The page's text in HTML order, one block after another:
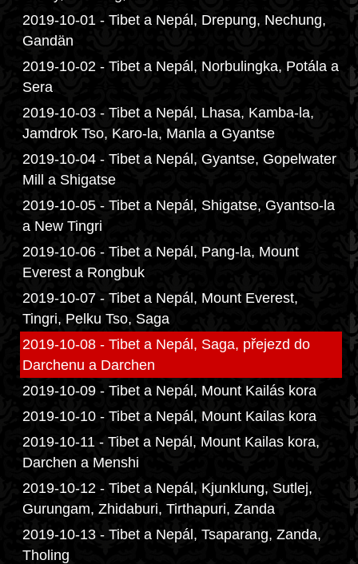
2019-10-01 - Tibet a Nepál, Drepung, Nechung,
Gandän
2019-10-02 - Tibet a Nepál, Norbulingka, Potála a
Sera
2019-10-03 - Tibet a Nepál, Lhasa, Kamba-la,
Jamdrok Tso, Karo-la, Manla a Gyantse
2019-10-04 - Tibet a Nepál, Gyantse, Gopelwater
Mill a Shigatse
2019-10-05 - Tibet a Nepál, Shigatse, Gyantso-la
a New Tingri
2019-10-06 - Tibet a Nepál, Pang-la, Mount
Everest a Rongbuk
2019-10-07 - Tibet a Nepál, Mount Everest,
Tingri, Pelku Tso, Saga
2019-10-08 - Tibet a Nepál, Saga, přejezd do
Darchenu a Darchen
2019-10-09 - Tibet a Nepál, Mount Kailás kora
2019-10-10 - Tibet a Nepál, Mount Kailas kora
2019-10-11 - Tibet a Nepál, Mount Kailas kora,
Darchen a Menshi
2019-10-12 - Tibet a Nepál, Kjunklung, Sutlej,
Gurungam, Zhidaburi, Tirthapuri, Zanda
2019-10-13 - Tibet a Nepál, Tsaparang, Zanda,
Tholing